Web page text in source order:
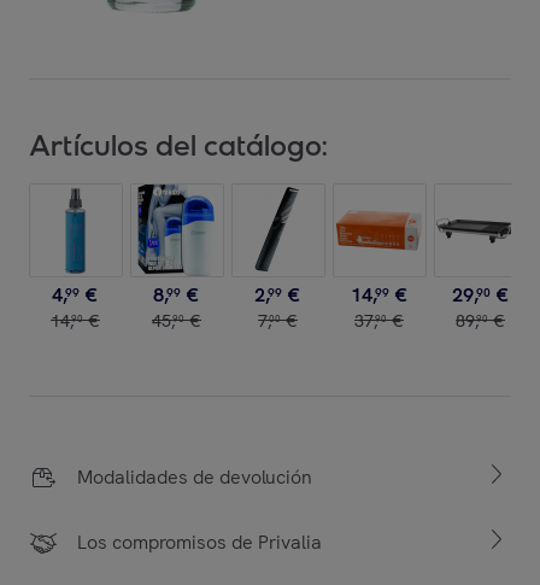
Artículos del catálogo:
4,99 €
14,90 €
8,99 €
45,90 €
2,99 €
7,00 €
14,99 €
37,90 €
29,90 €
89,90 €
Modalidades de devolución
Los compromisos de Privalia